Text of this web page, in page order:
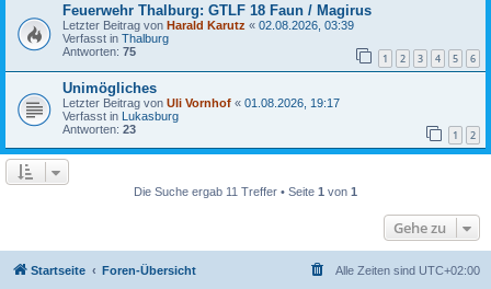
Feuerwehr Thalburg: GTLF 18 Faun / Magirus
Letzter Beitrag von Harald Karutz « 02.08.2026, 03:39
Verfasst in Thalburg
Antworten: 75 1 2 3 4 5 6
Unimögliches
Letzter Beitrag von Uli Vornhof « 01.08.2026, 19:17
Verfasst in Lukasburg
Antworten: 23 1 2
Die Suche ergab 11 Treffer • Seite 1 von 1
Gehe zu
Startseite Foren-Übersicht Alle Zeiten sind UTC+02:00